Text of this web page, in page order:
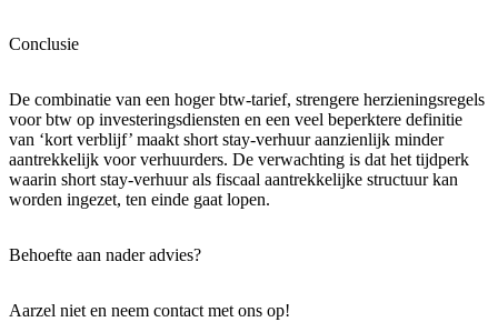
Conclusie
De combinatie van een hoger btw-tarief, strengere herzieningsregels
voor btw op investeringsdiensten en een veel beperktere definitie
van ‘kort verblijf’ maakt short stay-verhuur aanzienlijk minder
aantrekkelijk voor verhuurders. De verwachting is dat het tijdperk
waarin short stay-verhuur als fiscaal aantrekkelijke structuur kan
worden ingezet, ten einde gaat lopen.
Behoefte aan nader advies?
Aarzel niet en neem contact met ons op!